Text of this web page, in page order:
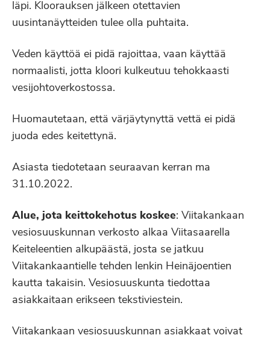
läpi. Kloorauksen jälkeen otettavien
uusintanäytteiden tulee olla puhtaita.
Veden käyttöä ei pidä rajoittaa, vaan käyttää
normaalisti, jotta kloori kulkeutuu tehokkaasti
vesijohtoverkostossa.
Huomautetaan, että värjäytynyttä vettä ei pidä
juoda edes keitettynä.
Asiasta tiedotetaan seuraavan kerran ma
31.10.2022.
Alue, jota keittokehotus koskee: Viitakankaan
vesiosuuskunnan verkosto alkaa Viitasaarella
Keiteleentien alkupäästä, josta se jatkuu
Viitakankaantielle tehden lenkin Heinäjoentien
kautta takaisin. Vesiosuuskunta tiedottaa
asiakkaitaan erikseen tekstiviestein.
Viitakankaan vesiosuuskunnan asiakkaat voivat